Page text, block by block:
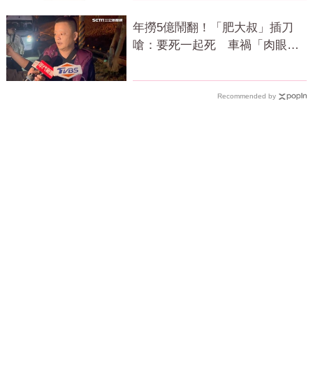
年撈5億鬧翻！「肥大叔」插刀
嗆：要死一起死 車禍「肉眼酒
Recommended by